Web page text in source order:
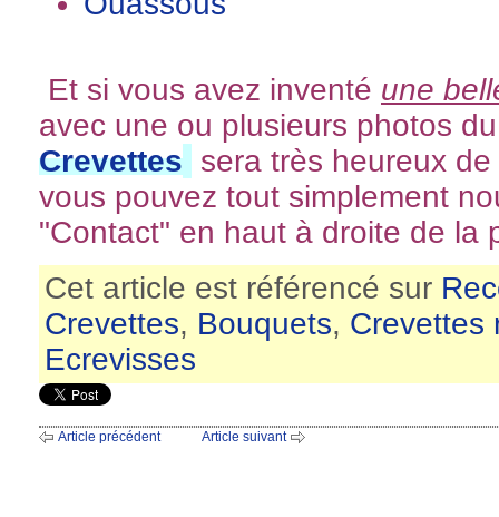
Et si vous avez inventé une
avec une ou plusieurs photos
Crevettes sera très heureux
vous pouvez tout simplement
"Contact" en haut à droite de la
Cet article est référencé sur
Crevettes, Bouquets, Crevettes
Ecrevisses
Article précédent Article suivant